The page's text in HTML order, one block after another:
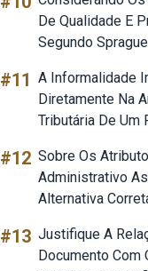
De Qualidade E
Segundo
#11 A Informalidade
Diretamente Na
Tributária De Um
#12 Sobre Os
Administrativo
Alternativa
#13 Justifique A
Documento Com